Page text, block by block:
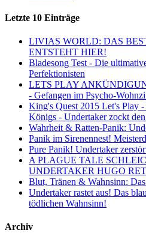
Letzte 10 Einträge
LIVIAS WORLD: DAS
ENTSTEHT HIER!
Bladesong Test - Die
Perfektionisten
LETS PLAY
- Gefangen im Psycho-
King's Quest 2015 Let's Play
Königs - Undertaker zockt
Wahrheit & Ratten-Panik:
Panik im Sirenennest!
Pure Panik! Undertaker
A PLAGUE TALE
UNDERTAKER HUGO
Blut, Tränen & Wahnsinn:
Undertaker rastet aus! Das
tödlichen Wahnsinn!
Archiv